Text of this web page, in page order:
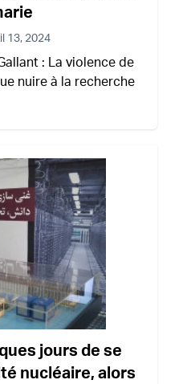
13, 2024
: La violence de
nuire à la recherche
jours de se
nucléaire, alors